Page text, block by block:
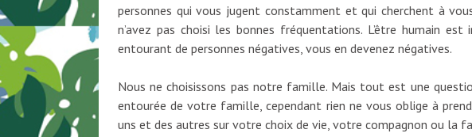
personnes qui vous jugent constamment et qui cherchent à
n’avez pas choisi les bonnes fréquentations. L’être humain
entourant de personnes négatives, vous en devenez négatives.
Nous ne choisissons pas notre famille. Mais tout est une
entourée de votre famille, cependant rien ne vous oblige à
uns et des autres sur votre choix de vie, votre compagnon ou la